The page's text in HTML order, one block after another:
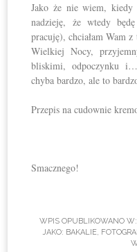
Jako że nie wiem,
nadzieję, że wtedy
pracuję), chciałam Wam
Wielkiej Nocy,
bliskimi, odpoczynku
chyba bardzo, ale to
Przepis na cudownie
Smacznego!
WPIS OPUBLIKOWANO W:
JAKO: BAKALIE,